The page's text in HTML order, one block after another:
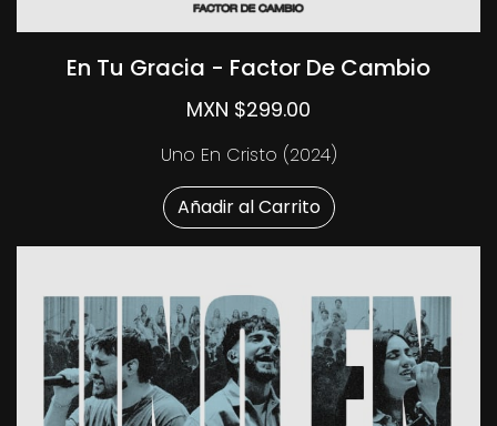
En Tu Gracia - Factor De Cambio
MXN $299.00
Uno En Cristo (2024)
Añadir al Carrito